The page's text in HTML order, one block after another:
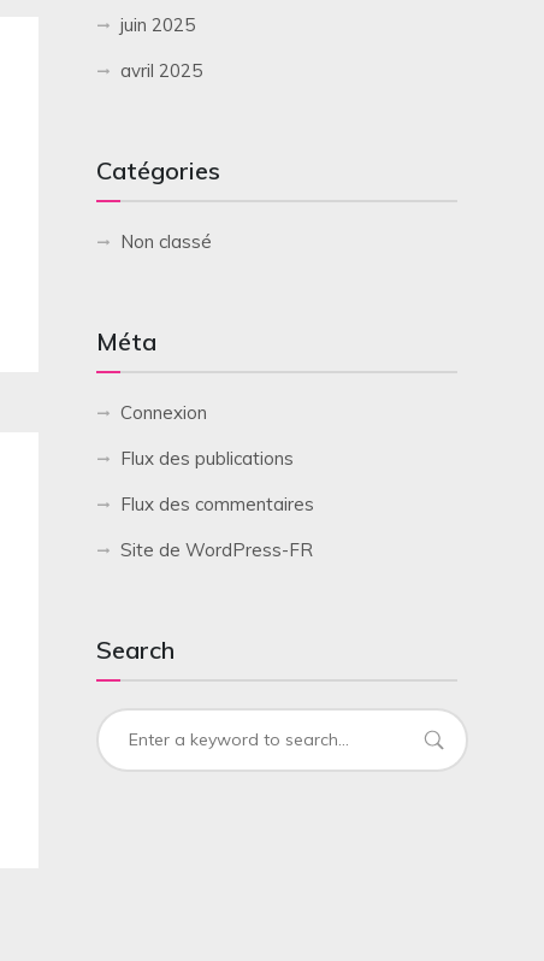
juin 2025
avril 2025
Catégories
Non classé
Méta
Connexion
Flux des publications
Flux des commentaires
Site de WordPress-FR
Search